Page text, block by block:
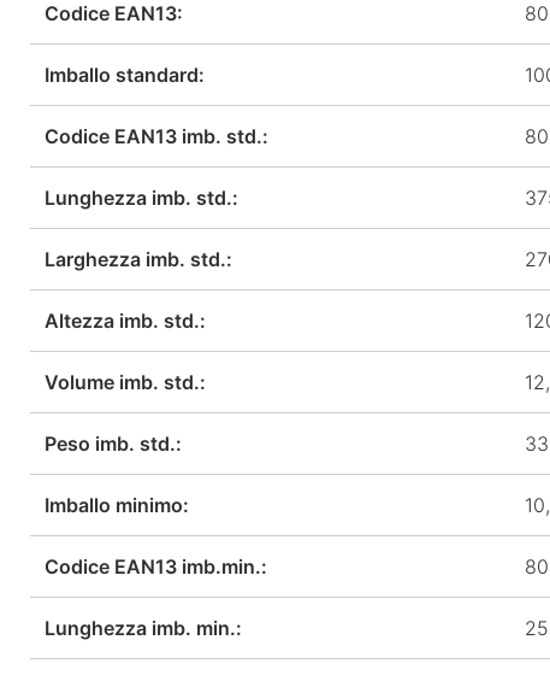
Codice EAN13:
Imballo standard:
Codice EAN13 imb. std.:
Lunghezza imb. std.:
Larghezza imb. std.:
Altezza imb. std.:
Volume imb. std.:
Peso imb. std.:
Imballo minimo:
Codice EAN13 imb.min.:
Lunghezza imb. min.: